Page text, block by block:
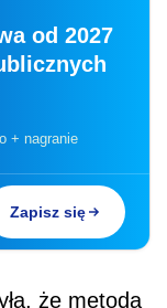
od 2027
+ nagranie
Zapisz się
że metoda